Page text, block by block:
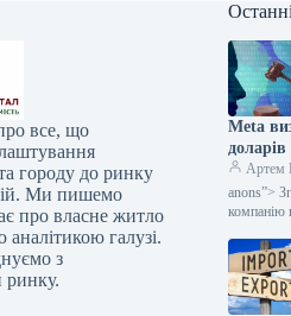
все, що
городу до ринку
Ми пишемо
про власне житло
аналітикою галузі.
з
ринку.
Meta
Артем
anons”>
компанію